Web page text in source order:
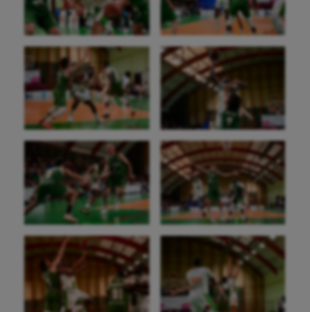
Canoë-kayak
Cerf Volant
Cheerleading
Course à pied
Crossfit
Cyclisme
Danse
Equitation
Escalade
Escrime
Fitness